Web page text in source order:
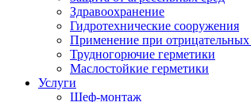
Здравоохранение
Гидротехнические сооружения
Применение при отрицательных
Трудногорючие герметики
Маслостойкие герметики
Услуги
Шеф-монтаж